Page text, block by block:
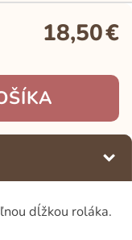
18,50€
dĺžkou roláka.